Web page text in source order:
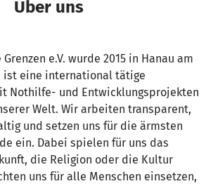
Über uns
e.V. wurde 2015 in Hanau am
ist eine international tätige
Nothilfe- und Entwicklungsprojekten
Welt. Wir arbeiten transparent,
und setzen uns für die ärmsten
ein. Dabei spielen für uns das
die Religion oder die Kultur
uns für alle Menschen einsetzen,